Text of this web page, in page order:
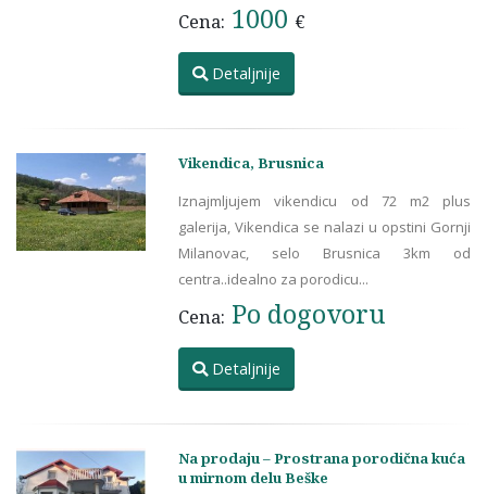
Cena: 1000 €
Detaljnije
Vikendica, Brusnica
Iznajmljujem vikendicu od 72 m2 plus
galerija, Vikendica se nalazi u opstini Gornji
Milanovac, selo Brusnica 3km od
centra..idealno za porodicu...
Cena: Po dogovoru
Detaljnije
Na prodaju – Prostrana porodična kuća
u mirnom delu Beške